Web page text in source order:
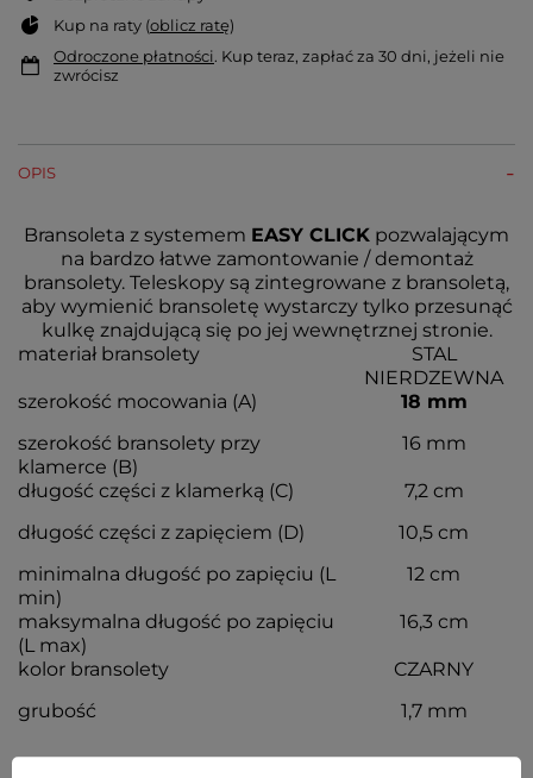
Kup na raty (oblicz ratę)
Odroczone płatności. Kup teraz, zapłać za 30 dni, jeżeli nie
zwrócisz
OPIS
Bransoleta z systemem EASY CLICK pozwalającym
na bardzo łatwe zamontowanie / demontaż
bransolety. Teleskopy są zintegrowane z bransoletą,
aby wymienić bransoletę wystarczy tylko przesunąć
kulkę znajdującą się po jej wewnętrznej stronie.
materiał bransolety
STAL
NIERDZEWNA
szerokość mocowania (A)
18 mm
szerokość bransolety przy
klamerce (B)
16 mm
długość części z klamerką (C)
7,2 cm
długość części z zapięciem (D)
10,5 cm
minimalna długość po zapięciu (L
min)
12 cm
maksymalna długość po zapięciu
(L max)
16,3 cm
kolor bransolety
CZARNY
grubość
1,7 mm